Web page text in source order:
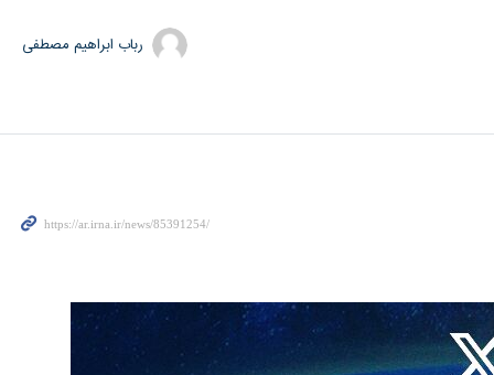
رباب ابراهیم مصطفی